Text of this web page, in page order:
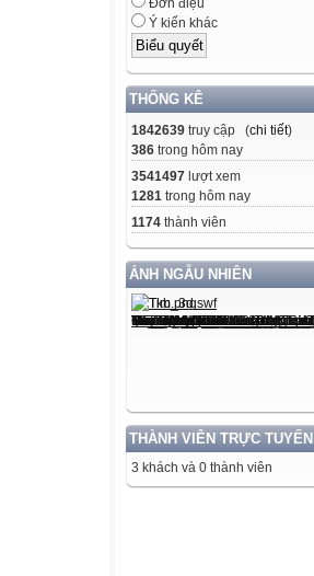
Đơn điệu
Ý kiến khác
THỐNG KÊ
1842639 truy cập (chi tiết)
386 trong hôm nay
3541497 lượt xem
1281 trong hôm nay
1174 thành viên
ẢNH NGẪU NHIÊN
THÀNH VIÊN TRỰC TUYẾN
3 khách và 0 thành viên